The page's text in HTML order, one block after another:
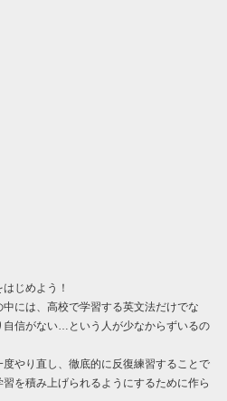
じめよう！
中には、高校で学習する英文法だけでな
自信がない…という人が少なからずいるの
やり直し、徹底的に反復練習することで
を積み上げられるようにするために作ら